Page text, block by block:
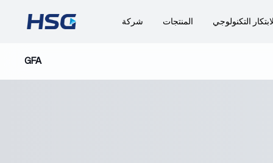
شركة المنتجات التكنولوجي
GFA